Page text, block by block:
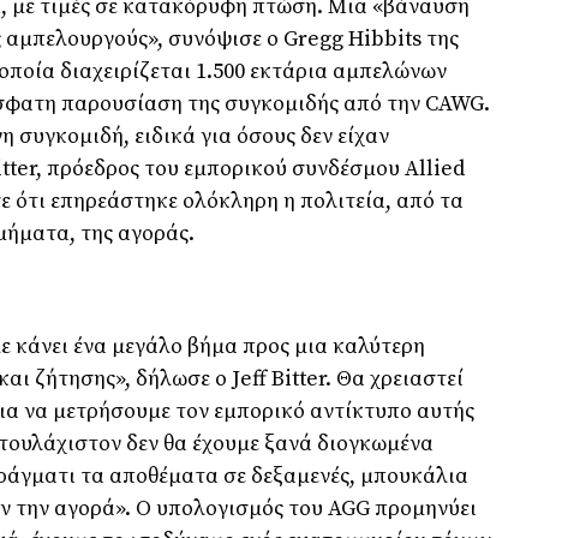
με τιμές σε κατακόρυφη πτώση. Μια «βάναυση
αμπελουργούς», συνόψισε ο Gregg Hibbits της
διαχειρίζεται 1.500 εκτάρια αμπελώνων
παρουσίαση της συγκομιδής από την CAWG.
ειδικά για όσους δεν είχαν
πρόεδρος του εμπορικού συνδέσμου Allied
ότι επηρεάστηκε ολόκληρη η πολιτεία, από τα
της αγοράς.
κάνει ένα μεγάλο βήμα προς μια καλύτερη
ζήτησης», δήλωσε ο Jeff Bitter. Θα χρειαστεί
να μετρήσουμε τον εμπορικό αντίκτυπο αυτής
δεν θα έχουμε ξανά διογκωμένα
τα αποθέματα σε δεξαμενές, μπουκάλια
την αγορά». Ο υπολογισμός του AGG προμηνύει